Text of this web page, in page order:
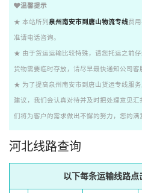
温馨提示
★ 本站所列 泉州南安市到唐山物流专线费
准请电话咨询。
★ 由于货运运输比较特殊，请您托运之前
货物需要临时存放，请尽早最快通知公司客
★ 为了提高泉州南安市到唐山货运专线服
建议，我们会认真对待并及时把处理意见
们将为客户的需求做出不懈的努力，您的满
河北线路查询
以下每条运输线路点